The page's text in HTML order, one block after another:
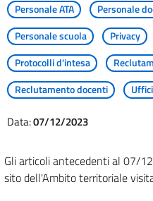
Personale ATA
Personale
Personale scuola
Privacy
Protocolli d'intesa
Reclutamento docenti
Data:07/12/2023
Gli articoli antecedenti al 07/
sito dell'Ambito territoriale